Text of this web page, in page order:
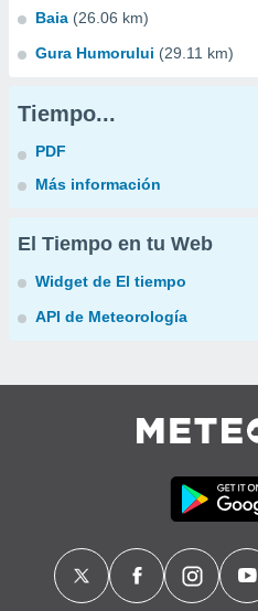
Baia (26.06 km)
Gura Humorului (29.11 km)
Tiempo...
PDF
Más información
El Tiempo en tu Web
Widget de El tiempo
API de Meteorología